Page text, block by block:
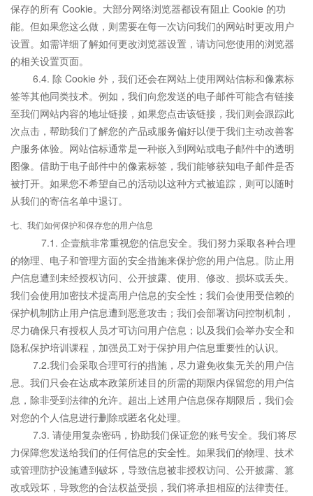
保存的所有 Cookie。大部分网络浏览器都设有阻止 Cookie 的功
能。但如果您这么做，则需要在每一次访问我们的网站时更改用户
设置。如需详细了解如何更改浏览器设置，请访问您使用的浏览器
的相关设置页面。
6.4. 除 Cookie 外，我们还会在网站上使用网站信标和像素标
签等其他同类技术。例如，我们向您发送的电子邮件可能含有链接
至我们网站内容的地址链接，如果您点击该链接，我们则会跟踪此
次点击，帮助我们了解您的产品或服务偏好以便于我们主动改善客
户服务体验。网站信标通常是一种嵌入到网站或电子邮件中的透明
图像。借助于电子邮件中的像素标签，我们能够获知电子邮件是否
被打开。如果您不希望自己的活动以这种方式被追踪，则可以随时
从我们的寄信名单中退订。
七、我们如何保护和保存您的用户信息
7.1. 企壹航非常重视您的信息安全。我们努力采取各种合理
的物理、电子和管理方面的安全措施来保护您的用户信息。防止用
户信息遭到未经授权访问、公开披露、使用、修改、损坏或丢失。
我们会使用加密技术提高用户信息的安全性；我们会使用受信赖的
保护机制防止用户信息遭到恶意攻击；我们会部署访问控制机制，
尽力确保只有授权人员才可访问用户信息；以及我们会举办安全和
隐私保护培训课程，加强员工对于保护用户信息重要性的认识。
7.2.我们会采取合理可行的措施，尽力避免收集无关的用户信
息。我们只会在达成本政策所述目的所需的期限内保留您的用户信
息，除非受到法律的允许。超出上述用户信息保存期限后，我们会
对您的个人信息进行删除或匿名化处理。
7.3. 请使用复杂密码，协助我们保证您的账号安全。我们将尽
力保障您发送给我们的任何信息的安全性。如果我们的物理、技术
或管理防护设施遭到破坏，导致信息被非授权访问、公开披露、篡
改或毁坏，导致您的合法权益受损，我们将承担相应的法律责任。